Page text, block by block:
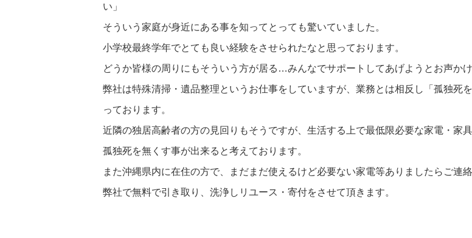
い」
そういう家庭が身近にある事を知ってとっても驚いていました。
小学校最終学年でとても良い経験をさせられたなと思っております。
どうか皆様の周りにもそういう方が居る…みんなでサポートしてあげようとお声かけ
弊社は特殊清掃・遺品整理というお仕事をしていますが、業務とは相反し「孤独死
っております。
近隣の独居高齢者の方の見回りもそうですが、生活する上で最低限必要な家電・家
孤独死を無くす事が出来ると考えております。
また沖縄県内に在住の方で、まだまだ使えるけど必要ない家電等ありましたらご連絡
弊社で無料で引き取り、洗浄しリユース・寄付をさせて頂きます。